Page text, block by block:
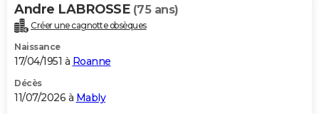
Andre LABROSSE (75 ans)
Créer une cagnotte obsèques
Naissance
17/04/1951 à Roanne
Décès
11/07/2026 à Mably